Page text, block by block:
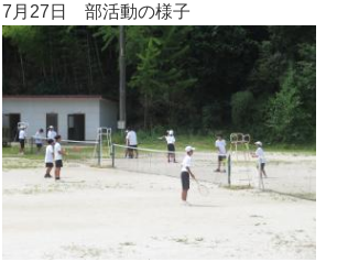
7月27日 部活動の様子